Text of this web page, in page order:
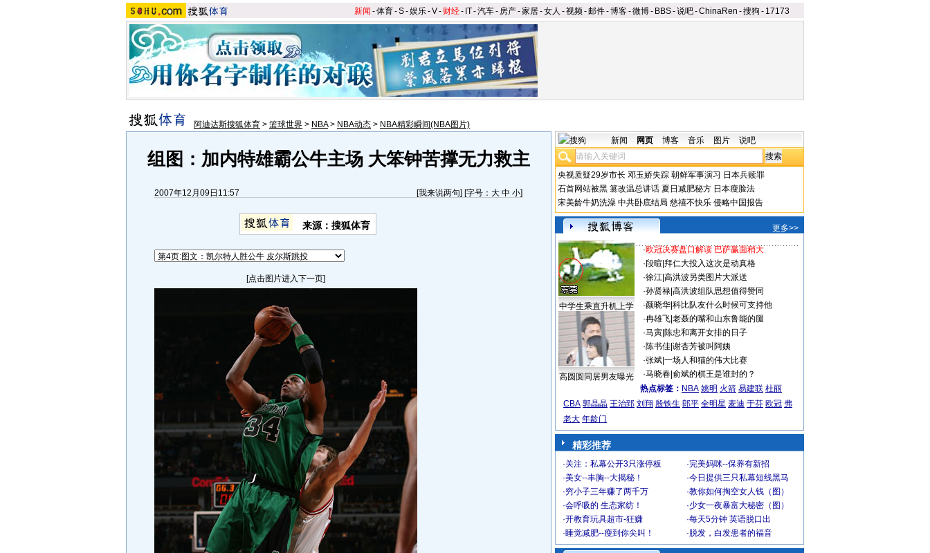
新闻 -体育-S-娱乐-V- 财经- IT-汽车- 房产-家居-女人 -视频-邮件-博客-微博- BBS-说吧-ChinaRen -搜狗 - 17173
阿迪达斯搜狐体育 > 篮球世界 > NBA> NBA动态 > NBA精彩瞬间(NBA图片)
组图：加内特雄霸公牛主场 大笨钟苦撑无力救主
2007年12月09日11:57 [我来说两句] [字号： 大 中 小]
来源：搜狐体育
[点击图片进入下一页]
新闻 网页 博客 音乐 图片 说吧
央视质疑29岁市长 邓玉娇失踪 朝鲜军事演习 日本兵赎罪
石首网站被黑 篡改温总讲话 夏日减肥秘方 日本瘦脸法
宋美龄牛奶洗澡 中共卧底结局 慈禧不快乐 侵略中国报告
更多>>
中学生乘直升机上学
高圆圆同居男友曝光
·欧冠决赛盘口解读 巴萨赢面稍大
·段暄 拜仁大投入这次是动真格
·徐江| 高洪波另类图片大派送
·孙贤禄| 高洪波组队思想值得赞同
·颜晓华| 科比队友什么时候可支持他
·冉雄飞| 老聂的嘴和山东鲁能的腿
·马寅| 陈忠和离开女排的日子
·陈书佳| 谢杏芳被叫阿姨
·张斌| 一场人和猫的伟大比赛
·马晓春| 俞斌的棋王是谁封的？
热点标签： NBA 姚明 火箭 易建联 杜丽
CBA 郭晶晶 王治郅 刘翔 殷铁生 郎平 全明星 麦迪 于芬 欧冠 弗
老大 年龄门
精彩推荐
·关注：私幕公开3只涨停板 ·完美妈咪--保养有新招
·美女--丰胸--大揭秘！ ·今日提供三只私幕短线黑马
·穷小子三年赚了两千万 ·教你如何掏空女人钱（图）
·会呼吸的 生态家纺！ ·少女一夜暴富大秘密（图）
·开教育玩具超市-狂赚 ·每天5分钟 英语脱口出
·睡觉减肥--瘦到你尖叫！ · 脱发，白发患者的福音